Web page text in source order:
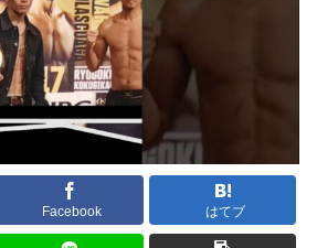
Facebook はてブ